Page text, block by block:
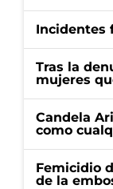
Incidentes
Tras la
mujeres
Candela
como
Femicidio
de la